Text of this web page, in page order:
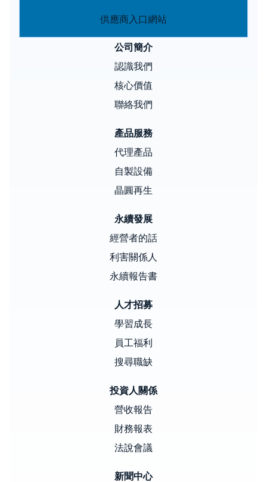
供應商入口網站
公司簡介
認識我們
核心價值
聯絡我們
產品服務
代理產品
自製設備
晶圓再生
永續發展
經營者的話
利害關係人
永續報告書
人才招募
學習成長
員工福利
搜尋職缺
投資人關係
營收報告
財務報表
法說會議
新聞中心